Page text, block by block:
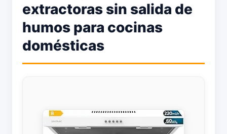
extractoras sin salida de
humos para cocinas
domésticas